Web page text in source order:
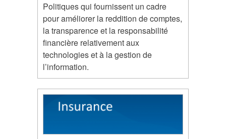
Politiques qui fournissent un cadre
pour améliorer la reddition de comptes,
la transparence et la responsabilité
financière relativement aux
technologies et à la gestion de
l’information.